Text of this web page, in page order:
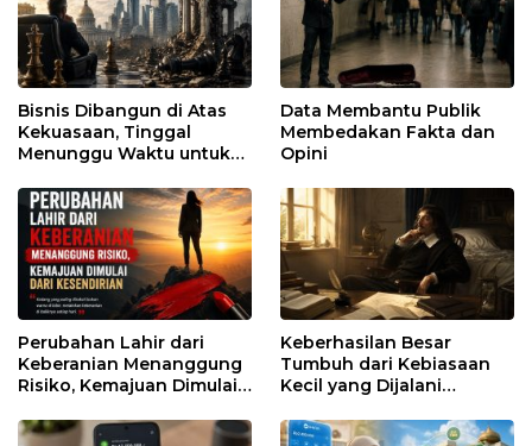
Bisnis Dibangun di Atas
Kekuasaan, Tinggal
Menunggu Waktu untuk
Data Membantu Publik
Membedakan Fakta dan
Opini
Perubahan Lahir dari
Keberanian Menanggung
Risiko, Kemajuan Dimulai
Keberhasilan Besar
Tumbuh dari Kebiasaan
Kecil yang Dijalani